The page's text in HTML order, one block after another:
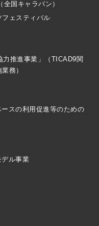
国キャラバン）
フェスティバル
力推進事業」（TICAD9関
務）
スの利用促進等のための
デル事業